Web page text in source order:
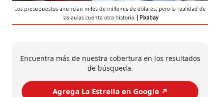
Los presupuestos anuncian miles de millones de dólares, pero la realidad de
las aulas cuenta otra historia.
Pixabay
Encuentra más de nuestra cobertura en los resultados
de búsqueda.
Agrega La Estrella en Google ↗️